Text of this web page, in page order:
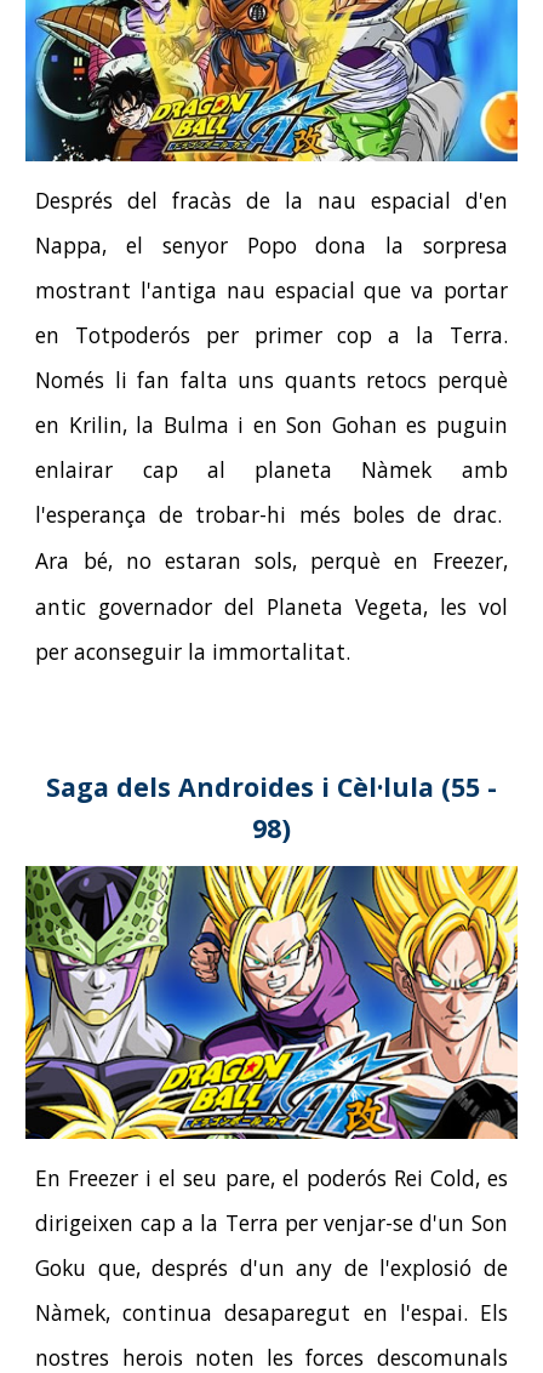
Després del fracàs de la nau espacial d'en
Nappa, el senyor Popo dona la sorpresa
mostrant l'antiga nau espacial que va portar
en Totpoderós per primer cop a la Terra.
Només li fan falta uns quants retocs perquè
en Krilin, la Bulma i en Son Gohan es puguin
enlairar cap al planeta Nàmek amb
l'esperança de trobar-hi més boles de drac.
Ara bé, no estaran sols, perquè en Freezer,
antic governador del Planeta Vegeta, les vol
per aconseguir la immortalitat.
Saga dels Androides i Cèl·lula (55 -
98)
En Freezer i el seu pare, el poderós Rei Cold, es
dirigeixen cap a la Terra per venjar-se d'un Son
Goku que, després d'un any de l'explosió de
Nàmek, continua desaparegut en l'espai. Els
nostres herois noten les forces descomunals